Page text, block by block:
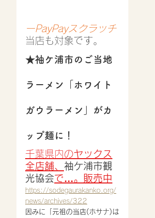
ーPayPayスクラッチ
当店も対象です。
★袖ケ浦市のご当地
ラーメン「ホワイト
ガウラーメン」がカ
ップ麺に！
千葉県内のヤックス
全店舗、 袖ケ浦市観
光協会で…。販売中
https://sodegaurakanko.org/
news/archives/322
因みに「元祖の当店(ホサナ)は